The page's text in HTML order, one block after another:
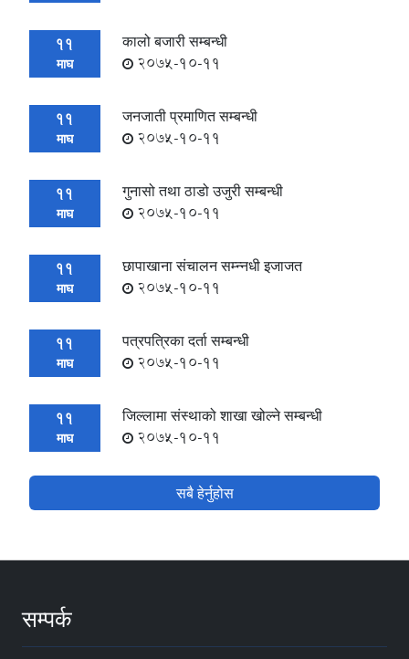
11
माघ
कालो बजारी सम्बन्धी
2075-10-11
11
माघ
जनजाती प्रमाणित सम्बन्धी
2075-10-11
11
माघ
गुनासो तथा ठाडो उजुरी सम्बन्धी
2075-10-11
11
माघ
छापाखाना संचालन सम्न्नधी इजाजत
2075-10-11
11
माघ
पत्रपत्रिका दर्ता सम्बन्धी
2075-10-11
11
माघ
जिल्लामा संस्थाको शाखा खोल्ने सम्बन्धी
2075-10-11
सबै हेर्नुहोस
सम्पर्क